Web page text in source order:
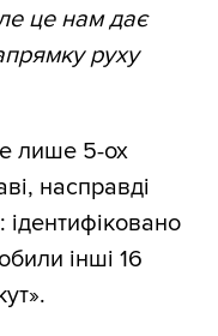
це нам дає
руху
лише 5-ох
насправді
інші 16